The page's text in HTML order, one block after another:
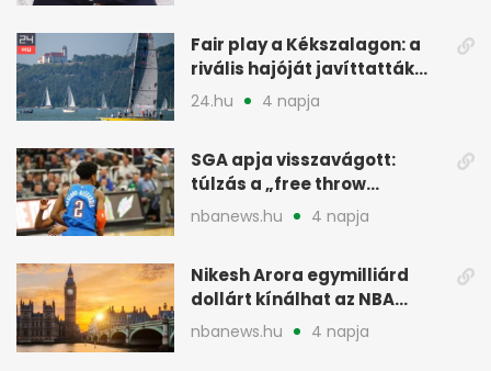
Fair play a Kékszalagon: a
rivális hajóját javíttatták
meg
24.hu 4 napja
SGA apja visszavágott:
túlzás a „free throw
merchant” címke?
nbanews.hu 4 napja
Nikesh Arora egymilliárd
dollárt kínálhat az NBA
Europe londoni csapatáért
nbanews.hu 4 napja